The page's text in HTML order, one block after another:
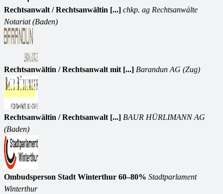
Rechtsanwalt / Rechtsanwältin [...] chkp. ag Rechtsanwälte
Notariat (Baden)
Rechtsanwältin / Rechtsanwalt mit [...] Barandun AG (Zug)
Rechtsanwältin / Rechtsanwalt [...] BAUR HÜRLIMANN AG
(Baden)
Ombudsperson Stadt Winterthur 60–80% Stadtparlament
Winterthur